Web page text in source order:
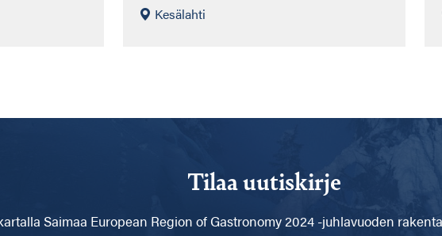
Kesälahti
Tilaa uutiskirje
Saimaa European Region of Gastronomy 2024 -juhlavuoden